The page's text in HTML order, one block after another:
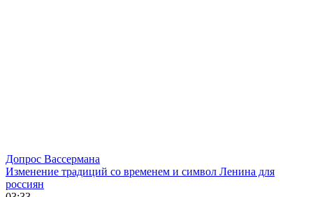
Допрос Вассермана
Изменение традиций со временем и символ Ленина для
россиян